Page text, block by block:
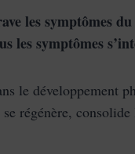
les
les symptômes
le développement
régénère,